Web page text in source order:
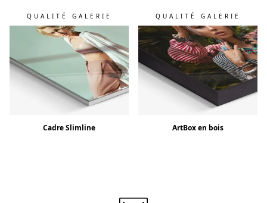
QUALITÉ GALERIE
Cadre Slimline
QUALITÉ GALERIE
ArtBox en bois